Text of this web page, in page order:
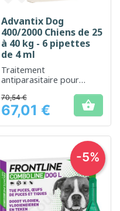
Advantix Dog
400/2000 Chiens de 25
à 40 kg - 6 pipettes
de 4 ml
Traitement
antiparasitaire pour
contre les puces, tiques
et moustiques.
Prix
70,54 €
67,01 € 
-5%